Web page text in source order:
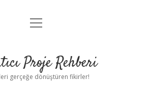
Anasayfa
Yasal Uyarı
menüyü
Proje Rehberi
gerçeğe dönüştüren fikirler!